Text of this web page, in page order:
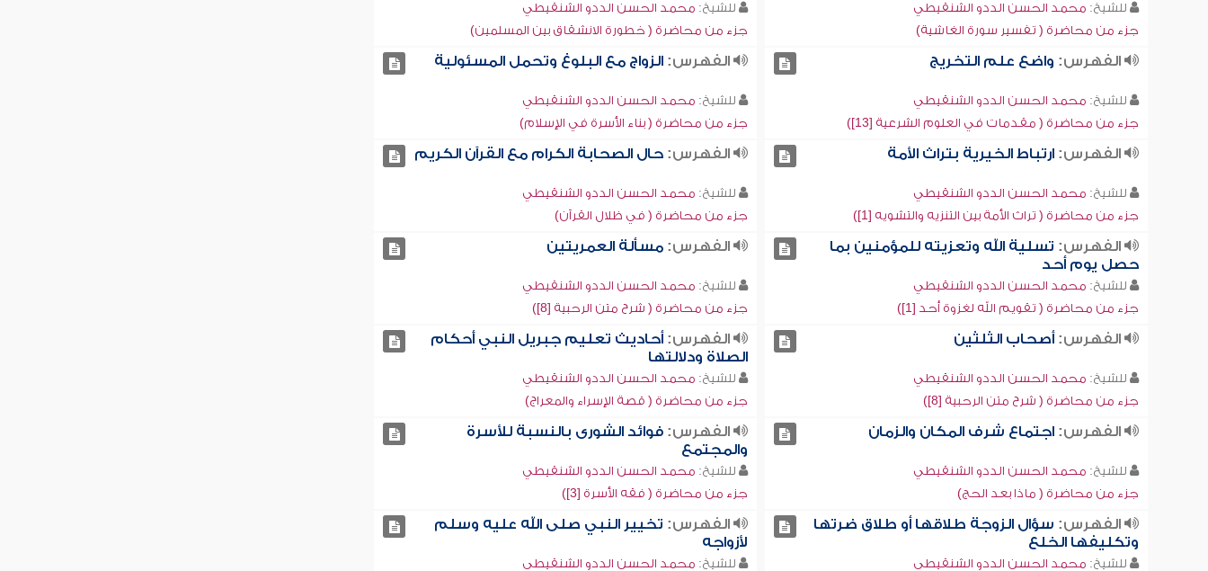
للشيخ: محمد الحسن الددو الشنقيطي
جزء من محاضرة ( تفسير سورة الغاشية)
للشيخ: محمد الحسن الددو الشنقيطي
جزء من محاضرة ( خطورة الانشقاق بين المسلمين)
الفهرس: واضع علم التخريج
للشيخ: محمد الحسن الددو الشنقيطي
جزء من محاضرة ( مقدمات في العلوم الشرعية [13])
الفهرس: الزواج مع البلوغ وتحمل المسئولية
للشيخ: محمد الحسن الددو الشنقيطي
جزء من محاضرة ( بناء الأسرة في الإسلام)
الفهرس:ارتباط الخيرية بتراث الأمة
للشيخ: محمد الحسن الددو الشنقيطي
جزء من محاضرة ( تراث الأمة بين التنزيه والتشويه [1])
الفهرس: حال الصحابة الكرام مع القرآن الكريم
للشيخ: محمد الحسن الددو الشنقيطي
جزء من محاضرة ( في ظلال القرآن)
الفهرس: تسلية الله وتعزيته للمؤمنين بما
حصل يوم أحد
للشيخ: محمد الحسن الددو الشنقيطي
جزء من محاضرة ( تقويم الله لغزوة أحد [1])
الفهرس: مسألة العمريتين
للشيخ: محمد الحسن الددو الشنقيطي
جزء من محاضرة ( شرح متن الرحبية [8])
الفهرس:أصحاب الثلثين
للشيخ: محمد الحسن الددو الشنقيطي
جزء من محاضرة ( شرح متن الرحبية [8])
الفهرس: أحاديث تعليم جبريل النبي أَحكام
الصلاة ودلالتها
للشيخ: محمد الحسن الددو الشنقيطي
جزء من محاضرة ( قصة الإسراء والمعراج)
الفهرس:اجتماع شرف المكان والزمان
للشيخ: محمد الحسن الددو الشنقيطي
جزء من محاضرة ( ماذا بعد الحج)
الفهرس: فوائد الشورى بالنسبة للأسرة
والمجتمع
للشيخ: محمد الحسن الددو الشنقيطي
جزء من محاضرة ( فقه الأسرة [3])
الفهرس: سؤال الزوجة طلاقها أو طلاق ضرتها
وتكليفها الخلع
للشيخ: محمد الحسن الددو الشنقيطي
الفهرس: تخيير النبي صلى الله عليه وسلم
لأزواجه
للشيخ: محمد الحسن الددو الشنقيطي